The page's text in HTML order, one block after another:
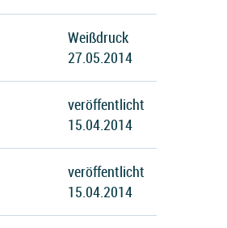
Weißdruck
27.05.2014
veröffentlicht
15.04.2014
veröffentlicht
15.04.2014